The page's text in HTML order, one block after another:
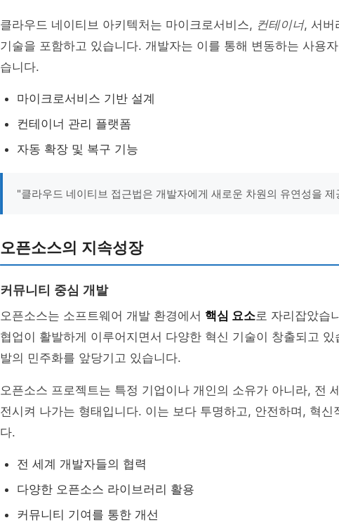
클라우드 네이티브 아키텍처는 마이크로서비스, 컨테이너, 서버
기술을 포함하고 있습니다. 개발자는 이를 통해 변동하는 사용
습니다.
마이크로서비스 기반 설계
컨테이너 관리 플랫폼
자동 확장 및 복구 기능
"클라우드 네이티브 접근법은 개발자에게 새로운 차원의 유연성을
오픈소스의 지속성장
커뮤니티 중심 개발
오픈소스는 소프트웨어 개발 환경에서 핵심 요소로 자리잡았습
협업이 활발하게 이루어지면서 다양한 혁신 기술이 창출되고
발의 민주화를 앞당기고 있습니다.
오픈소스 프로젝트는 특정 기업이나 개인의 소유가 아니라, 전
전시켜 나가는 형태입니다. 이는 보다 투명하고, 안전하며, 혁신
다.
전 세계 개발자들의 협력
다양한 오픈소스 라이브러리 활용
커뮤니티 기여를 통한 개선